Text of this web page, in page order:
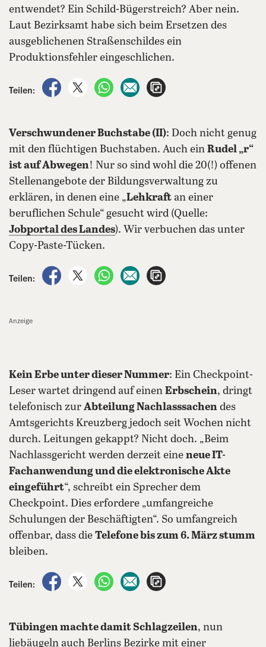
entwendet? Ein Schild-Bügerstreich? Aber nein.
Laut Bezirksamt habe sich beim Ersetzen des
ausgeblichenen Straßenschildes ein
Produktionsfehler eingeschlichen.
Teilen:
auf Facebook teilen
auf X teilenper WhatsApp teilen
per E-Mail teilen
Verschwundener Buchstabe (II): Doch nicht genug
mit den flüchtigen Buchstaben. Auch ein Rudel „r“
ist auf Abwegen! Nur so sind wohl die 20(!) offenen
Stellenangebote der Bildungsverwaltung zu
erklären, in denen eine „Lehkraft an einer
beruflichen Schule“ gesucht wird (Quelle:
Jobportal des Landes). Wir verbuchen das unter
Copy-Paste-Tücken.
Teilen:
auf Facebook teilen
auf X teilenper WhatsApp teilen
per E-Mail teilen
Anzeige
Kein Erbe unter dieser Nummer: Ein Checkpoint-
Leser wartet dringend auf einen Erbschein, dringt
telefonisch zur Abteilung Nachlasssachen des
Amtsgerichts Kreuzberg jedoch seit Wochen nicht
durch. Leitungen gekappt? Nicht doch. „Beim
Nachlassgericht werden derzeit eine neue IT-
Fachanwendung und die elektronische Akte
eingeführt“, schreibt ein Sprecher dem
Checkpoint. Dies erfordere „umfangreiche
Schulungen der Beschäftigten“. So umfangreich
offenbar, dass die Telefone bis zum 6. März stumm
bleiben.
Teilen:
auf Facebook teilen
auf X teilenper WhatsApp teilen
per E-Mail teilen
Tübingen machte damit Schlagzeilen, nun
liebäugeln auch Berlins Bezirke mit einer